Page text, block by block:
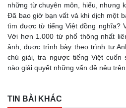
những từ chuyên môn, hiểu, nhưng
Đã bao giờ bạn vất vả khi dịch một
tìm được từ tiếng Việt đồng nghĩa?
Với hơn 1.000 từ phổ thông nhất
ảnh, được trình bày theo trình tự
chú giải, tra ngược tiếng Việt cuốn
nào giải quyết những vấn đề nêu trên .
TIN BÀI KHÁC